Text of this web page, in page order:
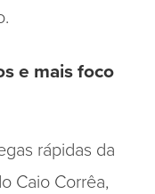
e mais foco
rápidas da
Caio Corrêa,